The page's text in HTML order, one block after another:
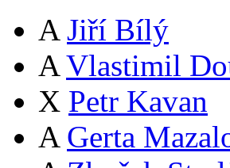
A Jiří Bílý
A Vlastimil
X Petr Kavan
A Gerta